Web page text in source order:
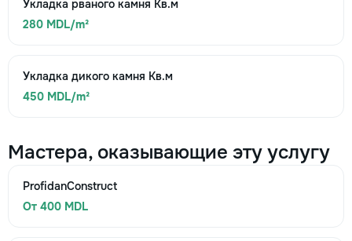
Укладка рваного камня Кв.м
280 MDL/m²
Укладка дикого камня Кв.м
450 MDL/m²
Мастера, оказывающие эту услугу
ProfidanConstruct
От 400 MDL